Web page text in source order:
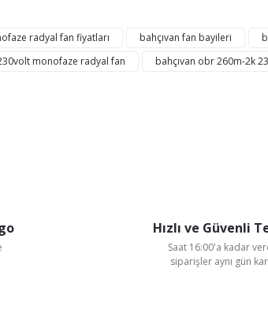
Bu ürüne ilk yorumu siz yapın!
radyal fan fiyatları bahçıvan fan bayileri
monofaze radyal fan bahçıvan obr 260m-2k
Hızlı ve Güvenli
Saat 16:00'a kadar
siparişler aynı gün